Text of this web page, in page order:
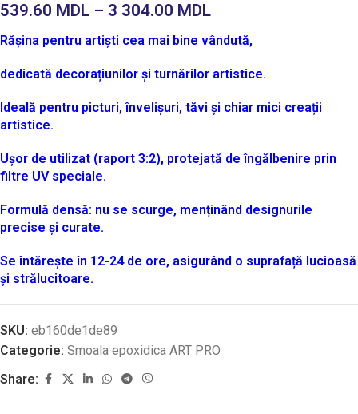
539.60 MDL – 3 304.00 MDL
Rășina pentru artiști cea mai bine vândută,
dedicată decorațiunilor și turnărilor artistice.
Ideală pentru picturi, învelișuri, tăvi și chiar mici creații
artistice.
Ușor de utilizat (raport 3:2), protejată de îngălbenire prin
filtre UV speciale.
Formulă densă: nu se scurge, menținând designurile
precise și curate.
Se întărește în 12-24 de ore, asigurând o suprafață lucioasă
și strălucitoare.
SKU: eb160de1de89
Categorie: Smoala epoxidica ART PRO
Share: